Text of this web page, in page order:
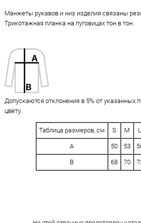
Манжеты рукавов и низ изделия связаны
Трикотажная планка на пуговицах тон в тон.
Допускаются отклонения в 5% от указанных
цвету.
Таблица размеров, см S M L
A 50 53
B 68 70